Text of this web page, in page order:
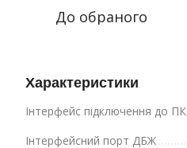
До обраного
Характеристики
Інтерфейс підключення до ПК
Інтерфейсний порт ДБЖ